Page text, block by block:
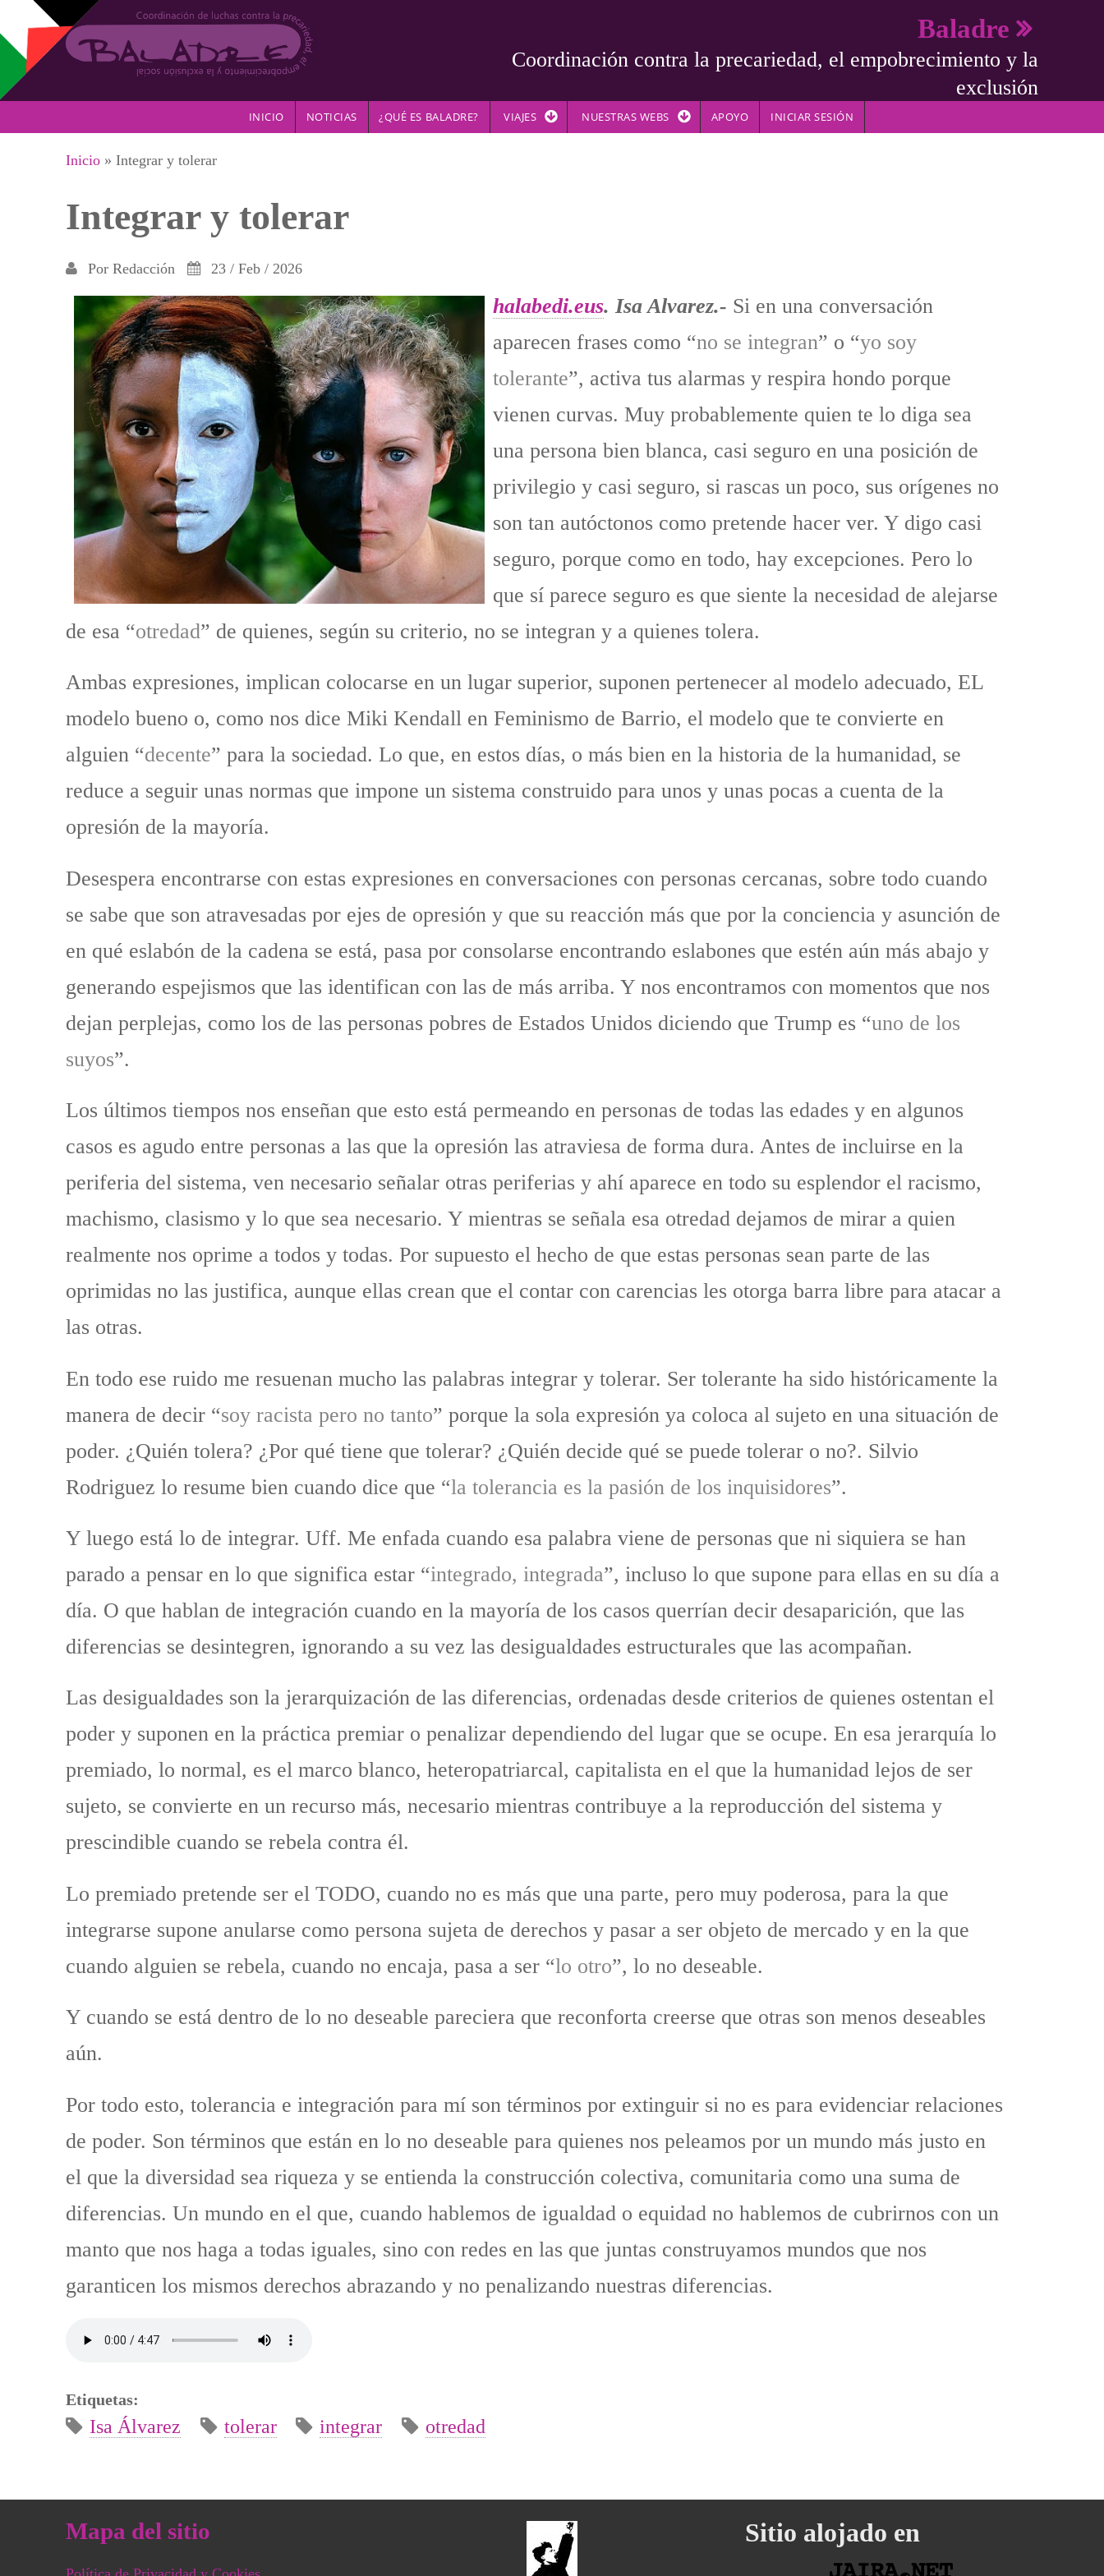
Pasar al contenido principal
Baladre
Coordinación contra la precariedad, el empobrecimiento y la
exclusión
INICIO NOTICIAS ¿QUÉ ES BALADRE? VIAJES NUESTRAS WEBS APOYO INICIAR SESIÓN
Se encuentra usted aquí
Inicio » Integrar y tolerar
Integrar y tolerar
Por Redacción 23 / Feb / 2026
halabedi.eus. Isa Alvarez.- Si en una conversación
aparecen frases como “no se integran” o “yo soy
tolerante”, activa tus alarmas y respira hondo porque
vienen curvas. Muy probablemente quien te lo diga sea
una persona bien blanca, casi seguro en una posición de
privilegio y casi seguro, si rascas un poco, sus orígenes no
son tan autóctonos como pretende hacer ver. Y digo casi
seguro, porque como en todo, hay excepciones. Pero lo
que sí parece seguro es que siente la necesidad de alejarse
de esa “otredad” de quienes, según su criterio, no se integran y a quienes tolera.
Ambas expresiones, implican colocarse en un lugar superior, suponen pertenecer al modelo adecuado, EL
modelo bueno o, como nos dice Miki Kendall en Feminismo de Barrio, el modelo que te convierte en
alguien “decente” para la sociedad. Lo que, en estos días, o más bien en la historia de la humanidad, se
reduce a seguir unas normas que impone un sistema construido para unos y unas pocas a cuenta de la
opresión de la mayoría.
Desespera encontrarse con estas expresiones en conversaciones con personas cercanas, sobre todo cuando
se sabe que son atravesadas por ejes de opresión y que su reacción más que por la conciencia y asunción de
en qué eslabón de la cadena se está, pasa por consolarse encontrando eslabones que estén aún más abajo y
generando espejismos que las identifican con las de más arriba. Y nos encontramos con momentos que nos
dejan perplejas, como los de las personas pobres de Estados Unidos diciendo que Trump es “uno de los
suyos”.
Los últimos tiempos nos enseñan que esto está permeando en personas de todas las edades y en algunos
casos es agudo entre personas a las que la opresión las atraviesa de forma dura. Antes de incluirse en la
periferia del sistema, ven necesario señalar otras periferias y ahí aparece en todo su esplendor el racismo,
machismo, clasismo y lo que sea necesario. Y mientras se señala esa otredad dejamos de mirar a quien
realmente nos oprime a todos y todas. Por supuesto el hecho de que estas personas sean parte de las
oprimidas no las justifica, aunque ellas crean que el contar con carencias les otorga barra libre para atacar a
las otras.
En todo ese ruido me resuenan mucho las palabras integrar y tolerar. Ser tolerante ha sido históricamente la
manera de decir “soy racista pero no tanto” porque la sola expresión ya coloca al sujeto en una situación de
poder. ¿Quién tolera? ¿Por qué tiene que tolerar? ¿Quién decide qué se puede tolerar o no?. Silvio
Rodriguez lo resume bien cuando dice que “la tolerancia es la pasión de los inquisidores”.
Y luego está lo de integrar. Uff. Me enfada cuando esa palabra viene de personas que ni siquiera se han
parado a pensar en lo que significa estar “integrado, integrada”, incluso lo que supone para ellas en su día a
día. O que hablan de integración cuando en la mayoría de los casos querrían decir desaparición, que las
diferencias se desintegren, ignorando a su vez las desigualdades estructurales que las acompañan.
Las desigualdades son la jerarquización de las diferencias, ordenadas desde criterios de quienes ostentan el
poder y suponen en la práctica premiar o penalizar dependiendo del lugar que se ocupe. En esa jerarquía lo
premiado, lo normal, es el marco blanco, heteropatriarcal, capitalista en el que la humanidad lejos de ser
sujeto, se convierte en un recurso más, necesario mientras contribuye a la reproducción del sistema y
prescindible cuando se rebela contra él.
Lo premiado pretende ser el TODO, cuando no es más que una parte, pero muy poderosa, para la que
integrarse supone anularse como persona sujeta de derechos y pasar a ser objeto de mercado y en la que
cuando alguien se rebela, cuando no encaja, pasa a ser “lo otro”, lo no deseable.
Y cuando se está dentro de lo no deseable pareciera que reconforta creerse que otras son menos deseables
aún.
Por todo esto, tolerancia e integración para mí son términos por extinguir si no es para evidenciar relaciones
de poder. Son términos que están en lo no deseable para quienes nos peleamos por un mundo más justo en
el que la diversidad sea riqueza y se entienda la construcción colectiva, comunitaria como una suma de
diferencias. Un mundo en el que, cuando hablemos de igualdad o equidad no hablemos de cubrirnos con un
manto que nos haga a todas iguales, sino con redes en las que juntas construyamos mundos que nos
garanticen los mismos derechos abrazando y no penalizando nuestras diferencias.
Etiquetas:
Isa Álvarez tolerar integrar otredad
Mapa del sitio Sitio alojado en